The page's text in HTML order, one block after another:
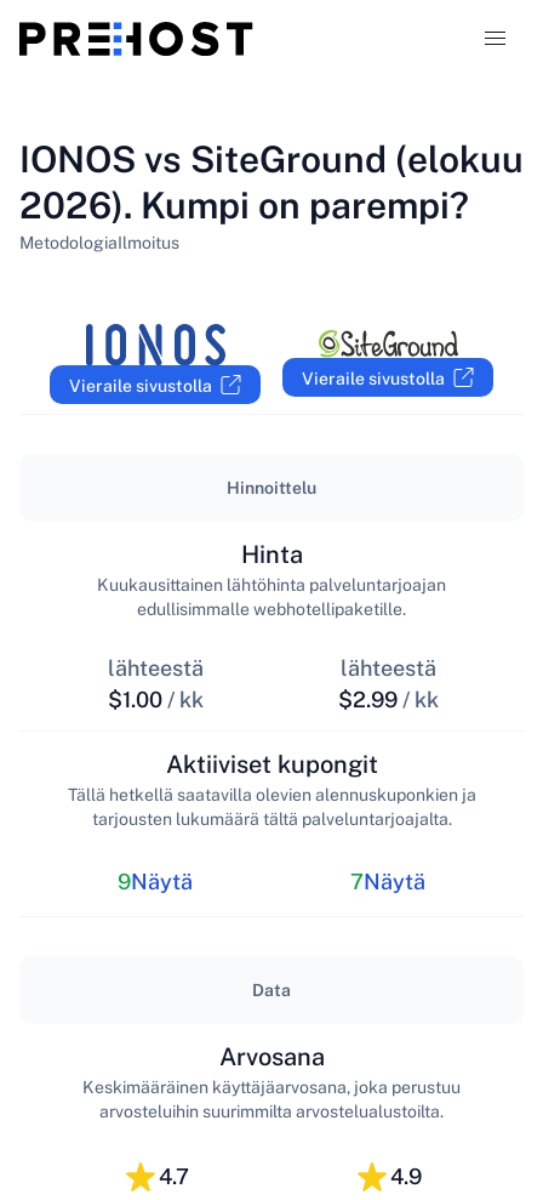
Vertailut
FI
IONOS vs SiteGround (elokuu
2026). Kumpi on parempi?
MetodologiaIlmoitus
Vieraile sivustolla Vieraile sivustolla
Hinnoittelu
lähteestä
$1.00 / kk
Hinta
Kuukausittainen lähtöhinta palveluntarjoajan
edullisimmalle webhotellipaketille.
lähteestä
$2.99 / kk
9Näytä
Aktiiviset kupongit
Tällä hetkellä saatavilla olevien alennuskuponkien ja
tarjousten lukumäärä tältä palveluntarjoajalta.
7Näytä
Data
4.7
Arvosana
Keskimääräinen käyttäjäarvosana, joka perustuu
arvosteluihin suurimmilta arvostelualustoilta.
4.9